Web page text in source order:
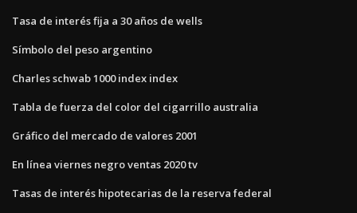
Tasa de interés fija a 30 años de wells
Símbolo del peso argentino
Charles schwab 1000 index index
Tabla de fuerza del color del cigarrillo australia
Gráfico del mercado de valores 2001
En línea viernes negro ventas 2020 tv
Tasas de interés hipotecarias de la reserva federal